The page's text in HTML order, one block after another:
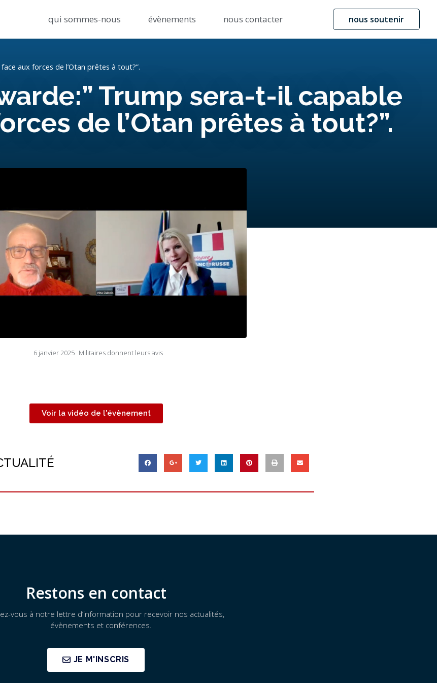
qui sommes-nous évènements nous contacter nous soutenir
aux forces de l’Otan prêtes à tout?”.
Trump sera-t-il capable
de l’Otan prêtes à tout?”.
6 janvier 2025 Militaires donnent leurs avis
Voir la vidéo de l'évènement
Restons en contact
vous à notre lettre d’information pour recevoir nos actualités,
évènements et conférences.
JE M'INSCRIS